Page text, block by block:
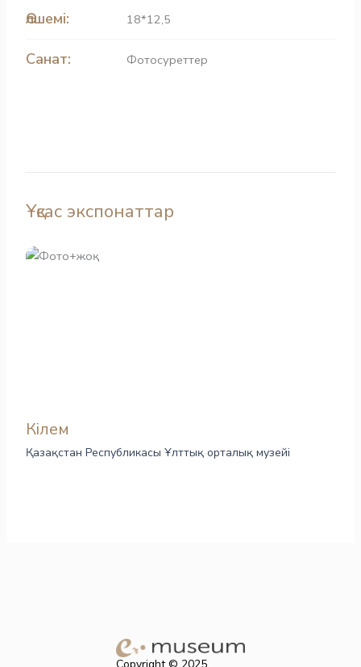
Өлшемі: 18*12,5
Санат: Фотосуреттер
Ұқсас экспонаттар
Кілем
Қазақстан Республикасы Ұлттық орталық музейі